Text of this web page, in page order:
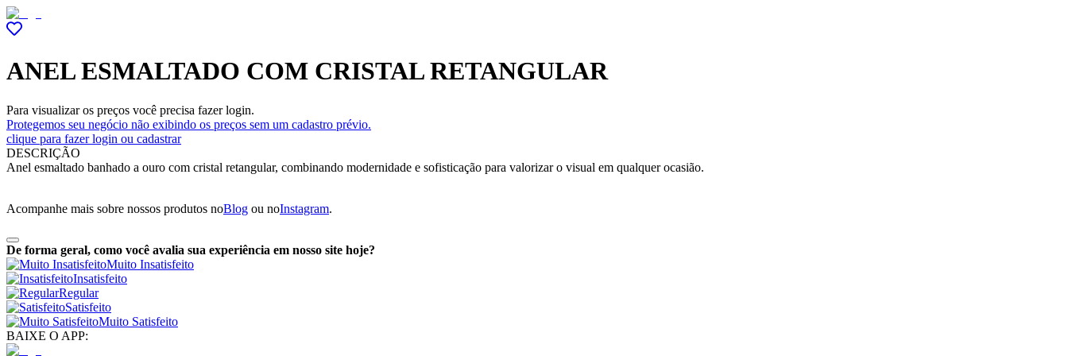
ANEL ESMALTADO COM CRISTAL RETANGULAR
Para visualizar os preços você precisa fazer login.
Protegemos seu negócio não exibindo os preços sem um cadastro prévio.
clique para fazer login ou cadastrar
DESCRIÇÃO
Anel esmaltado banhado a ouro com cristal retangular, combinando modernidade e sofisticação para valorizar o visual em qualquer ocasião.
Acompanhe mais sobre nossos produtos noBlog ou noInstagram.
De forma geral, como você avalia sua experiência em nosso site hoje?
Muito Insatisfeito
Insatisfeito
Regular
Satisfeito
Muito Satisfeito
BAIXE O APP: